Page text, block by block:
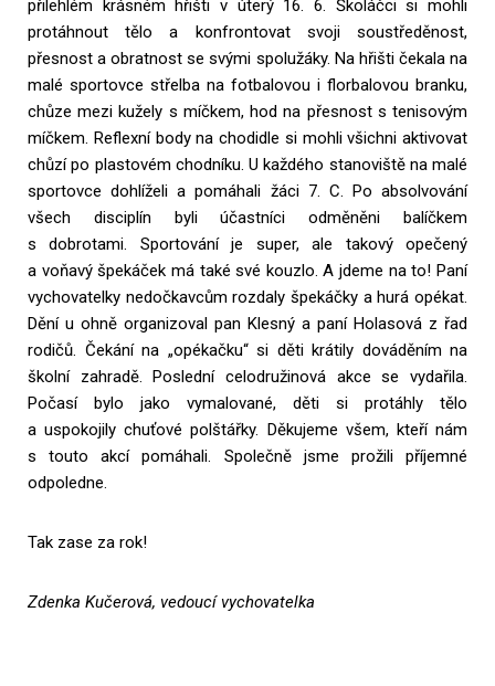
přilehlém krásném hřišti v úterý 16. 6. Školáčci si mohli
protáhnout tělo a konfrontovat svoji soustředěnost,
přesnost a obratnost se svými spolužáky. Na hřišti čekala na
malé sportovce střelba na fotbalovou i florbalovou branku,
chůze mezi kužely s míčkem, hod na přesnost s tenisovým
míčkem. Reflexní body na chodidle si mohli všichni aktivovat
chůzí po plastovém chodníku. U každého stanoviště na malé
sportovce dohlíželi a pomáhali žáci 7. C. Po absolvování
všech disciplín byli účastníci odměněni balíčkem
s dobrotami. Sportování je super, ale takový opečený
a voňavý špekáček má také své kouzlo. A jdeme na to! Paní
vychovatelky nedočkavcům rozdaly špekáčky a hurá opékat.
Dění u ohně organizoval pan Klesný a paní Holasová z řad
rodičů. Čekání na „opékačku“ si děti krátily dováděním na
školní zahradě. Poslední celodružinová akce se vydařila.
Počasí bylo jako vymalované, děti si protáhly tělo
a uspokojily chuťové polštářky. Děkujeme všem, kteří nám
s touto akcí pomáhali. Společně jsme prožili příjemné
odpoledne.
Tak zase za rok!
Zdenka Kučerová, vedoucí vychovatelka